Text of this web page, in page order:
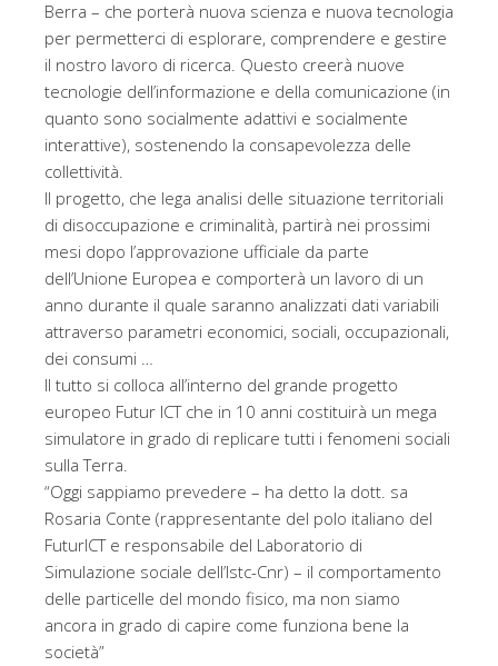
Berra – che porterà nuova scienza e nuova tecnologia
per permetterci di esplorare, comprendere e gestire
il nostro lavoro di ricerca. Questo creerà nuove
tecnologie dell’informazione e della comunicazione (in
quanto sono socialmente adattivi e socialmente
interattive), sostenendo la consapevolezza delle
collettività.
Il progetto, che lega analisi delle situazione territoriali
di disoccupazione e criminalità, partirà nei prossimi
mesi dopo l’approvazione ufficiale da parte
dell’Unione Europea e comporterà un lavoro di un
anno durante il quale saranno analizzati dati variabili
attraverso parametri economici, sociali, occupazionali,
dei consumi …
Il tutto si colloca all’interno del grande progetto
europeo Futur ICT che in 10 anni costituirà un mega
simulatore in grado di replicare tutti i fenomeni sociali
sulla Terra.
“Oggi sappiamo prevedere – ha detto la dott. sa
Rosaria Conte (rappresentante del polo italiano del
FuturICT e responsabile del Laboratorio di
Simulazione sociale dell’Istc-Cnr) – il comportamento
delle particelle del mondo fisico, ma non siamo
ancora in grado di capire come funziona bene la
società”